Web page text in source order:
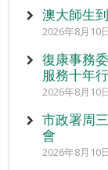
澳大師生
2026年8月10
復康事務
服務十年
2026年8月10
市政署周
會
2026年8月10